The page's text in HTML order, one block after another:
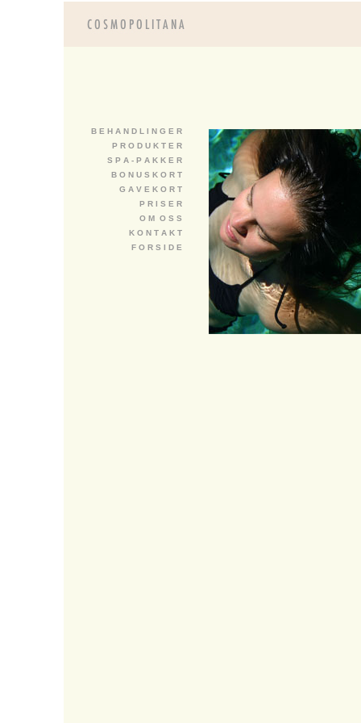
B E H A N D L I N G E R
P R O D U K T E R
S P A - P A K K E R
B O N U S K O R T
G A V E K O R T
P R I S E R
O M O S S
K O N T A K T
F O R S I D E